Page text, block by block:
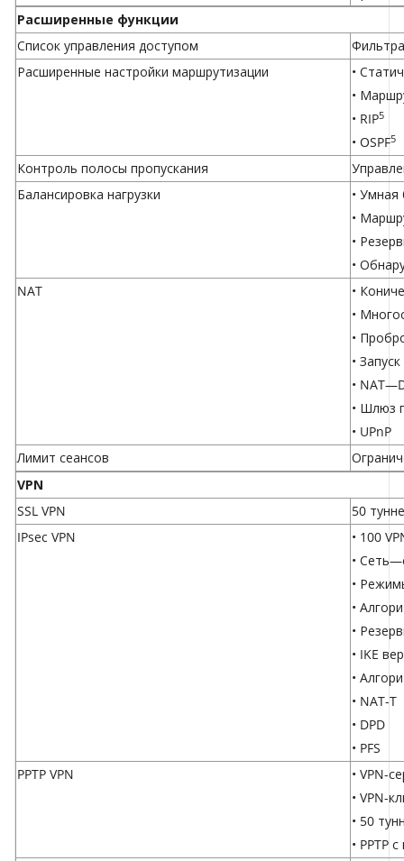
Расширенные функции
Список управления доступом
Расширенные настройки маршрутизации
•
•
• RIP5
• OSPF5
Контроль полосы пропускания
Балансировка нагрузки
• Умная
•
•
•
NAT
•
•
•
•
•
• Шлюз
• UPnP
Лимит сеансов
VPN
SSL VPN
50
IPsec VPN
• 100
•
•
•
•
• IKE
•
• NAT-T
• DPD
• PFS
PPTP VPN
• VPN-
• VPN-
• 50
• PPTP